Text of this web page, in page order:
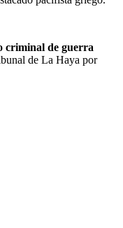
criminal de guerra
de La Haya por